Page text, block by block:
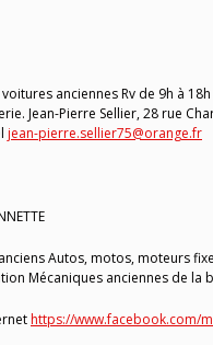
anciennes Rv de 9h à
Jean-Pierre Sellier, 28 rue
jean-pierre.sellier75@orange.fr
Autos, motos, moteurs
Mécaniques anciennes de la
https://www.facebook.com/